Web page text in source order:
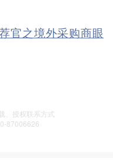
官之境外采购商眼
、授权联系方式
87006626